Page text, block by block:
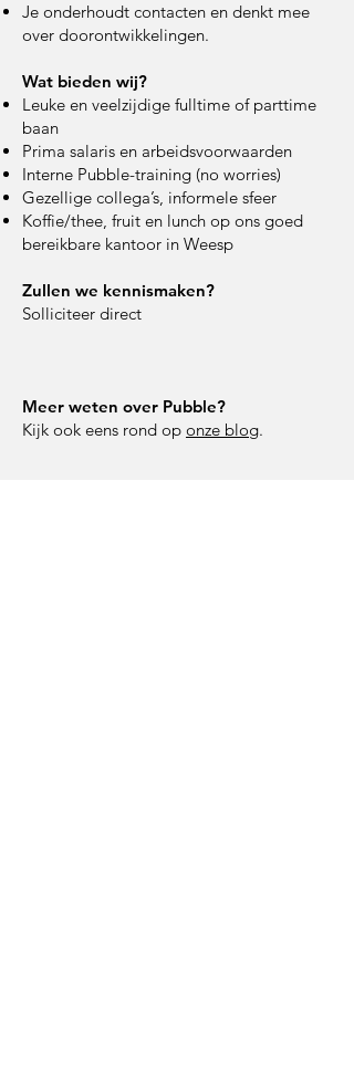
Je onderhoudt contacten en denkt mee
over doorontwikkelingen.
Wat bieden wij?
Leuke en veelzijdige fulltime of parttime
baan
Prima salaris en arbeidsvoorwaarden
Interne Pubble-training (no worries)
Gezellige collega’s, informele sfeer
Koffie/thee, fruit en lunch op ons goed
bereikbare kantoor in Weesp
Zullen we kennismaken?
Solliciteer direct
Meer weten over Pubble?
Kijk ook eens rond op onze blog.